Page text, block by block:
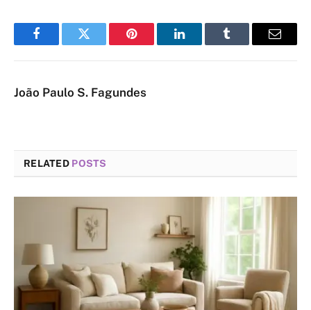
FacebookTwitter Pinterest LinkedInTumblr Email
João Paulo S. Fagundes
RELATED POSTS